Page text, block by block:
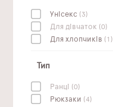
Унісекс (3)
Для дівчаток (0)
Для хлопчиків (1)
Тип
Ранці (0)
Рюкзаки (4)